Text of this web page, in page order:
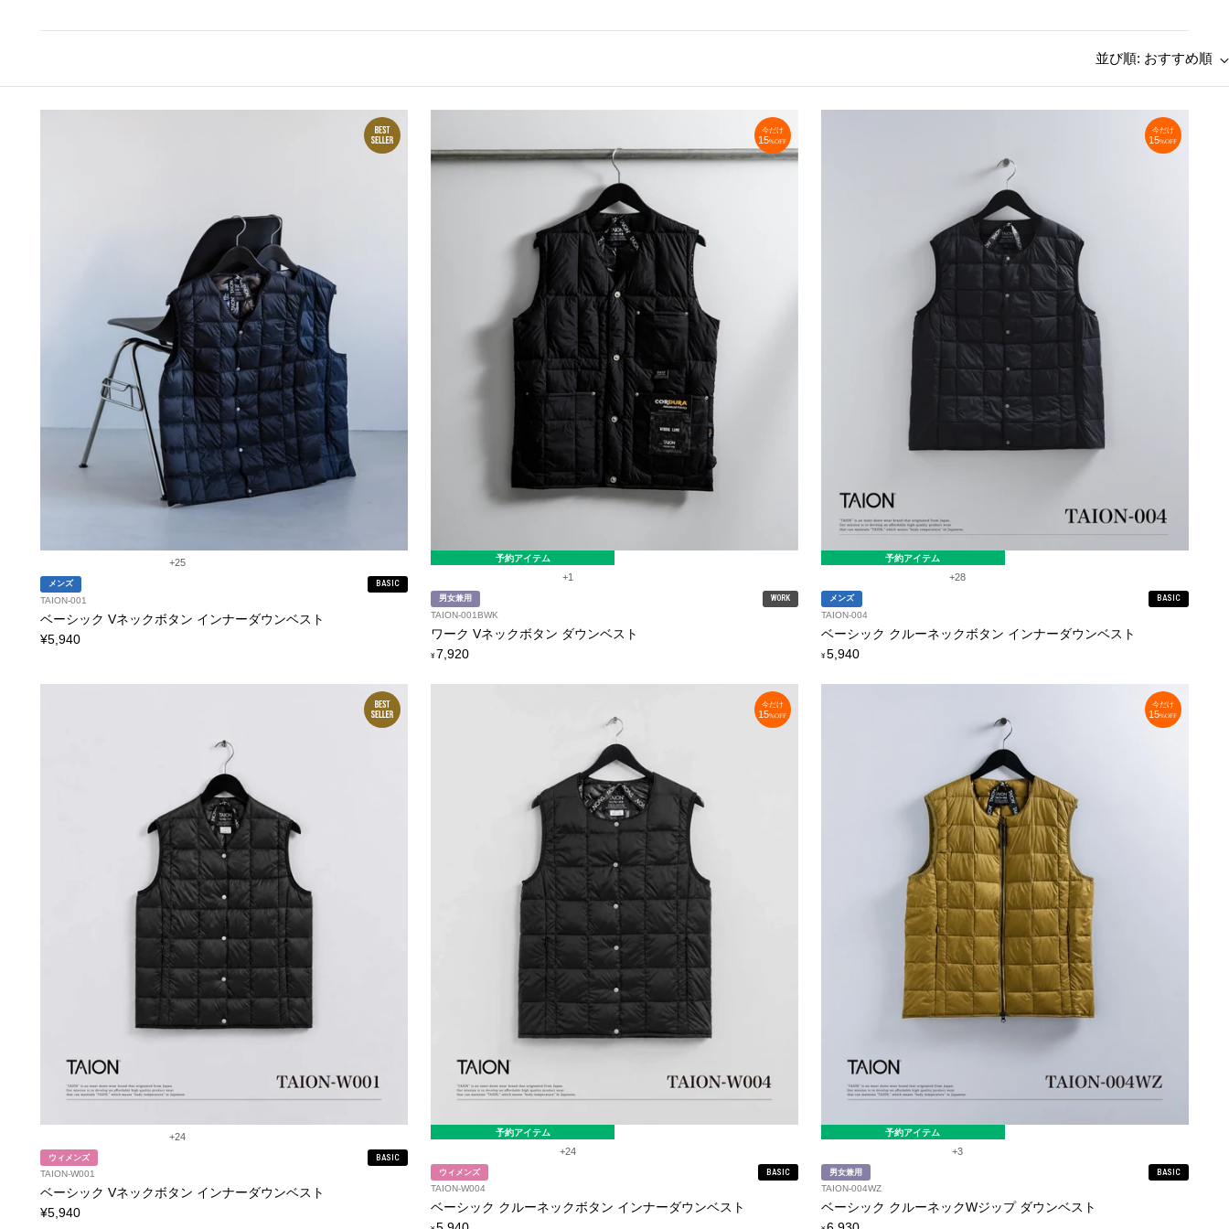
並び順: おすすめ順
+25
メンズ BASIC
TAION-001
ベーシック Vネックボタン インナーダウンベスト
¥5,940
予約アイテム
+1
男女兼用 WORK
TAION-001BWK
ワーク Vネックボタン ダウンベスト
定
¥ 7,920
予約アイテム
+28
メンズ BASIC
TAION-004
ベーシック クルーネックボタン インナーダウンベスト
定
¥ 5,940
+24
ウィメンズ BASIC
TAION-W001
ベーシック Vネックボタン インナーダウンベスト
¥5,940
予約アイテム
+24
ウィメンズ BASIC
TAION-W004
ベーシック クルーネックボタン インナーダウンベスト
予約アイテム
+3
男女兼用 BASIC
TAION-004WZ
ベーシック クルーネックWジップ ダウンベスト